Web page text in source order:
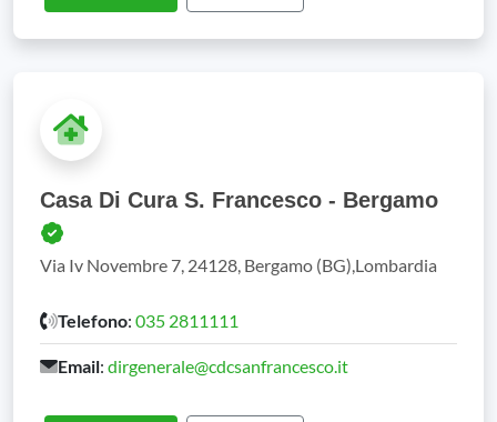
Casa Di Cura S. Francesco - Bergamo
Via Iv Novembre 7, 24128, Bergamo (BG),Lombardia
Telefono: 035 2811111
Email: dirgenerale@cdcsanfrancesco.it